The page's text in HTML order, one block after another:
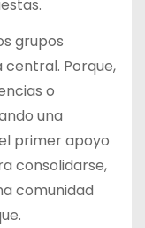
grupos
Porque,
o
una
primer apoyo
consolidarse,
comunidad